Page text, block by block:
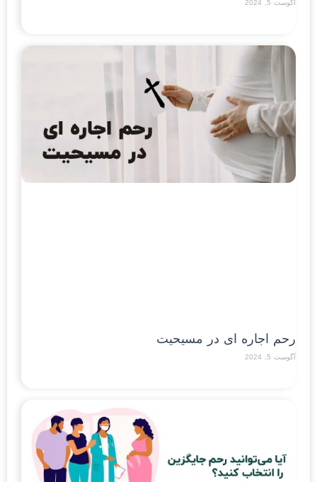
آگوست 5, 2024
رحم اجاره ای در مسیحیت
آگوست 5, 2024